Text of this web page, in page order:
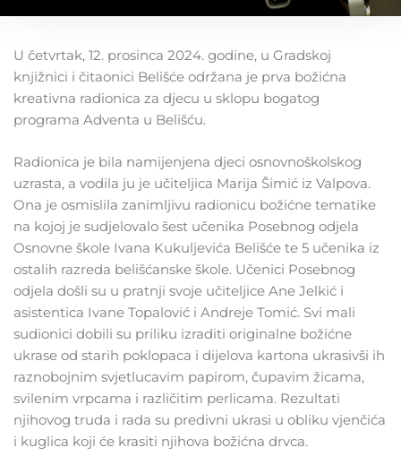
U četvrtak, 12. prosinca 2024. godine, u Gradskoj
knjižnici i čitaonici Belišće održana je prva božićna
kreativna radionica za djecu u sklopu bogatog
programa Adventa u Belišću.
Radionica je bila namijenjena djeci osnovnoškolskog
uzrasta, a vodila ju je učiteljica Marija Šimić iz Valpova.
Ona je osmislila zanimljivu radionicu božićne tematike
na kojoj je sudjelovalo šest učenika Posebnog odjela
Osnovne škole Ivana Kukuljevića Belišće te 5 učenika iz
ostalih razreda belišćanske škole. Učenici Posebnog
odjela došli su u pratnji svoje učiteljice Ane Jelkić i
asistentica Ivane Topalović i Andreje Tomić. Svi mali
sudionici dobili su priliku izraditi originalne božićne
ukrase od starih poklopaca i dijelova kartona ukrasivši ih
raznobojnim svjetlucavim papirom, čupavim žicama,
svilenim vrpcama i različitim perlicama. Rezultati
njihovog truda i rada su predivni ukrasi u obliku vjenčića
i kuglica koji će krasiti njihova božićna drvca.